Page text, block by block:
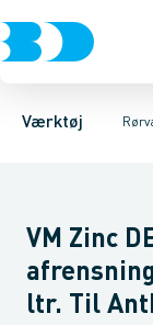
Værktøj
Akku- &
Pressværktøj
Elektriske
VM Zinc
ltr. Til